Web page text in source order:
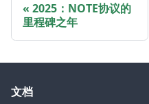
2025：NOTE协议的
里程碑之年
文档